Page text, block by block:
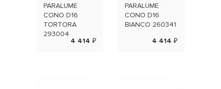
PARALUME
CONO D16
TORTORA
293004
4 414 ₽
PARALUME
CONO D16
BIANCO 260341
4 414 ₽